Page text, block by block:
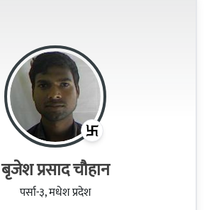
बृजेश प्रसाद चौहान
पर्सा-३, मधेश प्रदेश